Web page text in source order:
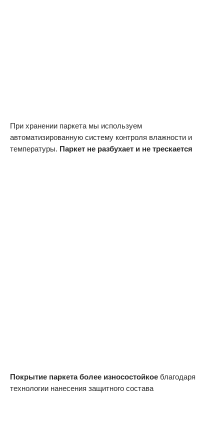
При хранении паркета мы используем
автоматизированную систему контроля влажности и
температуры. Паркет не разбухает и не трескается
Покрытие паркета более износостойкое благодаря
технологии нанесения защитного состава